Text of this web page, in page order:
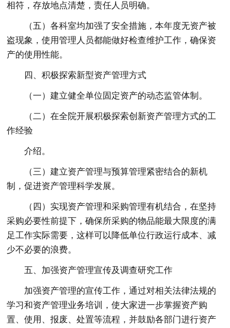
相符，存放地点清楚，责任人员明确。
（五）各科室均加强了安全措施，本年度无资产被
盗现象，使用管理人员都能做好检查维护工作，确保资
产的使用性能。
四、积极探索新型资产管理方式
（一）建立健全单位固定资产的动态监管体制。
（二）在全院开展积极探索创新资产管理方式的工
作经验
介绍。
（三）建立资产管理与预算管理紧密结合的新机
制，促进资产管理科学发展。
（四）实现资产管理和采购管理有机结合，在坚持
采购必要性前提下，确保所采购的物品能最大限度的满
足工作实际需要，这样可以降低单位行政运行成本、减
少不必要的浪费。
五、加强资产管理宣传及调查研究工作
加强资产管理的宣传工作，通过对相关法律法规的
学习和资产管理业务培训，使大家进一步掌握资产购
置、使用、报废、处置等流程，并鼓励各部门进行资产